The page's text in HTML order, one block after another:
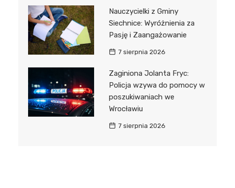
Nauczycielki z Gminy
Siechnice: Wyróżnienia za
Pasję i Zaangażowanie
7 sierpnia 2026
Zaginiona Jolanta Fryc:
Policja wzywa do pomocy w
poszukiwaniach we
Wrocławiu
7 sierpnia 2026